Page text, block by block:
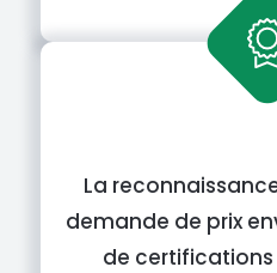
La
demande de prix
de certifications